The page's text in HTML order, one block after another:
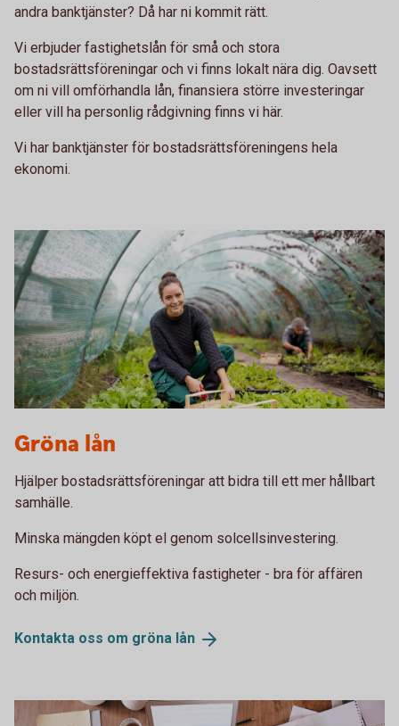
andra banktjänster? Då har ni kommit rätt.
Vi erbjuder fastighetslån för små och stora
bostadsrättsföreningar och vi finns lokalt nära dig. Oavsett
om ni vill omförhandla lån, finansiera större investeringar
eller vill ha personlig rådgivning finns vi här.
Vi har banktjänster för bostadsrättsföreningens hela
ekonomi.
Gröna lån
Hjälper bostadsrättsföreningar att bidra till ett mer hållbart
samhälle.
Minska mängden köpt el genom solcellsinvestering.
Resurs- och energieffektiva fastigheter - bra för affären
och miljön.
Kontakta oss om gröna lån